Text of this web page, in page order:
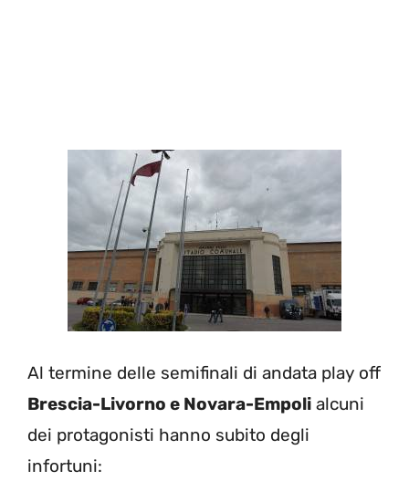
Al termine delle semifinali di andata play off
Brescia-Livorno e Novara-Empoli alcuni
dei protagonisti hanno subito degli
infortuni: